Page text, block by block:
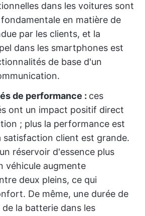
dans les voitures sont
en matière de
par les clients, et la
dans les smartphones est
de base d'un
de performance : ces
ont un impact positif direct
; plus la performance est
satisfaction client est grande.
réservoir d'essence plus
véhicule augmente
deux pleins, ce qui
De même, une durée de
la batterie dans les